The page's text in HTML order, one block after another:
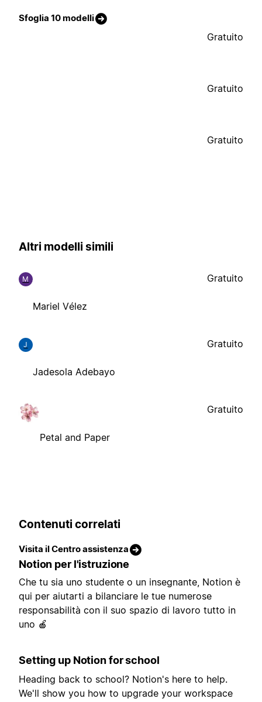
Sfoglia 10 modelli
Gratuito
Gratuito
Gratuito
Altri modelli simili
M
Mariel Vélez
Gratuito
J
Jadesola Adebayo
Gratuito
Petal and Paper
Gratuito
Contenuti correlati
Visita il Centro assistenza
Notion per l'istruzione
Che tu sia uno studente o un insegnante, Notion è
qui per aiutarti a bilanciare le tue numerose
responsabilità con il suo spazio di lavoro tutto in
uno 🍎
Setting up Notion for school
Heading back to school? Notion's here to help.
We'll show you how to upgrade your workspace